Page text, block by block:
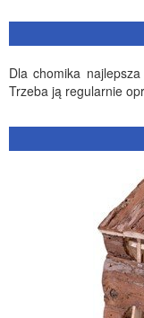
Dla chomika
Trzeba ją regularnie